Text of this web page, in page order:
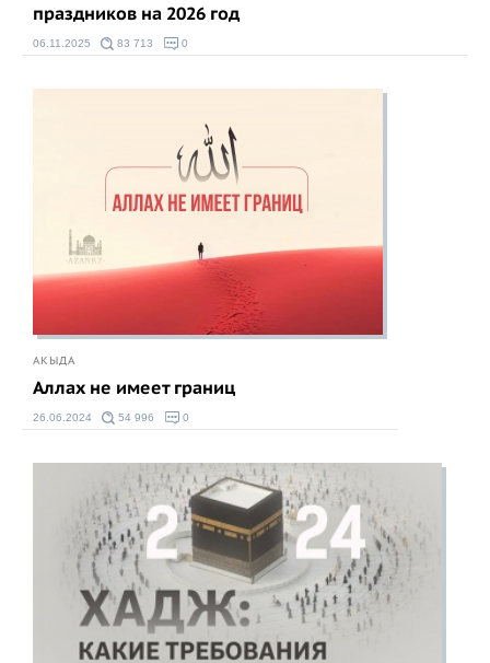
праздников на 2026 год
06.11.2025 83 713 0
АКЫДА
Аллах не имеет границ
26.06.2024 54 996 0